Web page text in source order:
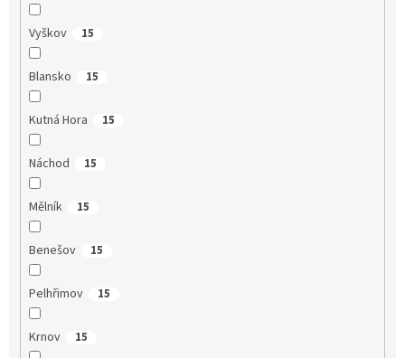
Vyškov 15
Blansko 15
Kutná Hora 15
Náchod 15
Mělník 15
Benešov 15
Pelhřimov 15
Krnov 15